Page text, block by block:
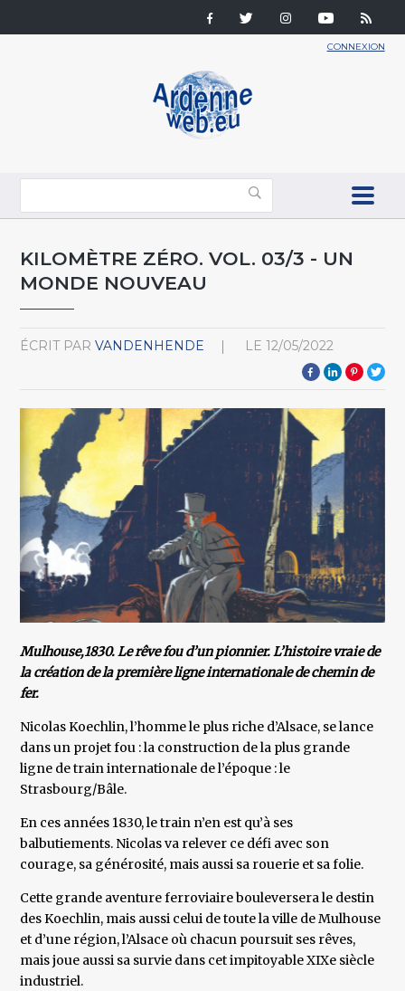
CONNEXION
KILOMÈTRE ZÉRO. VOL. 03/3 - UN
MONDE NOUVEAU
ÉCRIT PAR VANDENHENDE LE 12/05/2022
Mulhouse,1830. Le rêve fou d’un pionnier. L’histoire vraie de
la création de la première ligne internationale de chemin de
fer.
Nicolas Koechlin, l’homme le plus riche d’Alsace, se lance
dans un projet fou : la construction de la plus grande
ligne de train internationale de l’époque : le
Strasbourg/Bâle.
En ces années 1830, le train n’en est qu’à ses
balbutiements. Nicolas va relever ce défi avec son
courage, sa générosité, mais aussi sa rouerie et sa folie.
Cette grande aventure ferroviaire bouleversera le destin
des Koechlin, mais aussi celui de toute la ville de Mulhouse
et d’une région, l’Alsace où chacun poursuit ses rêves,
mais joue aussi sa survie dans cet impitoyable XIXe siècle
industriel.